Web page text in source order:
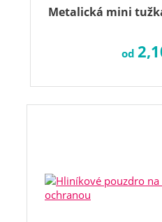
Metalická mini
od